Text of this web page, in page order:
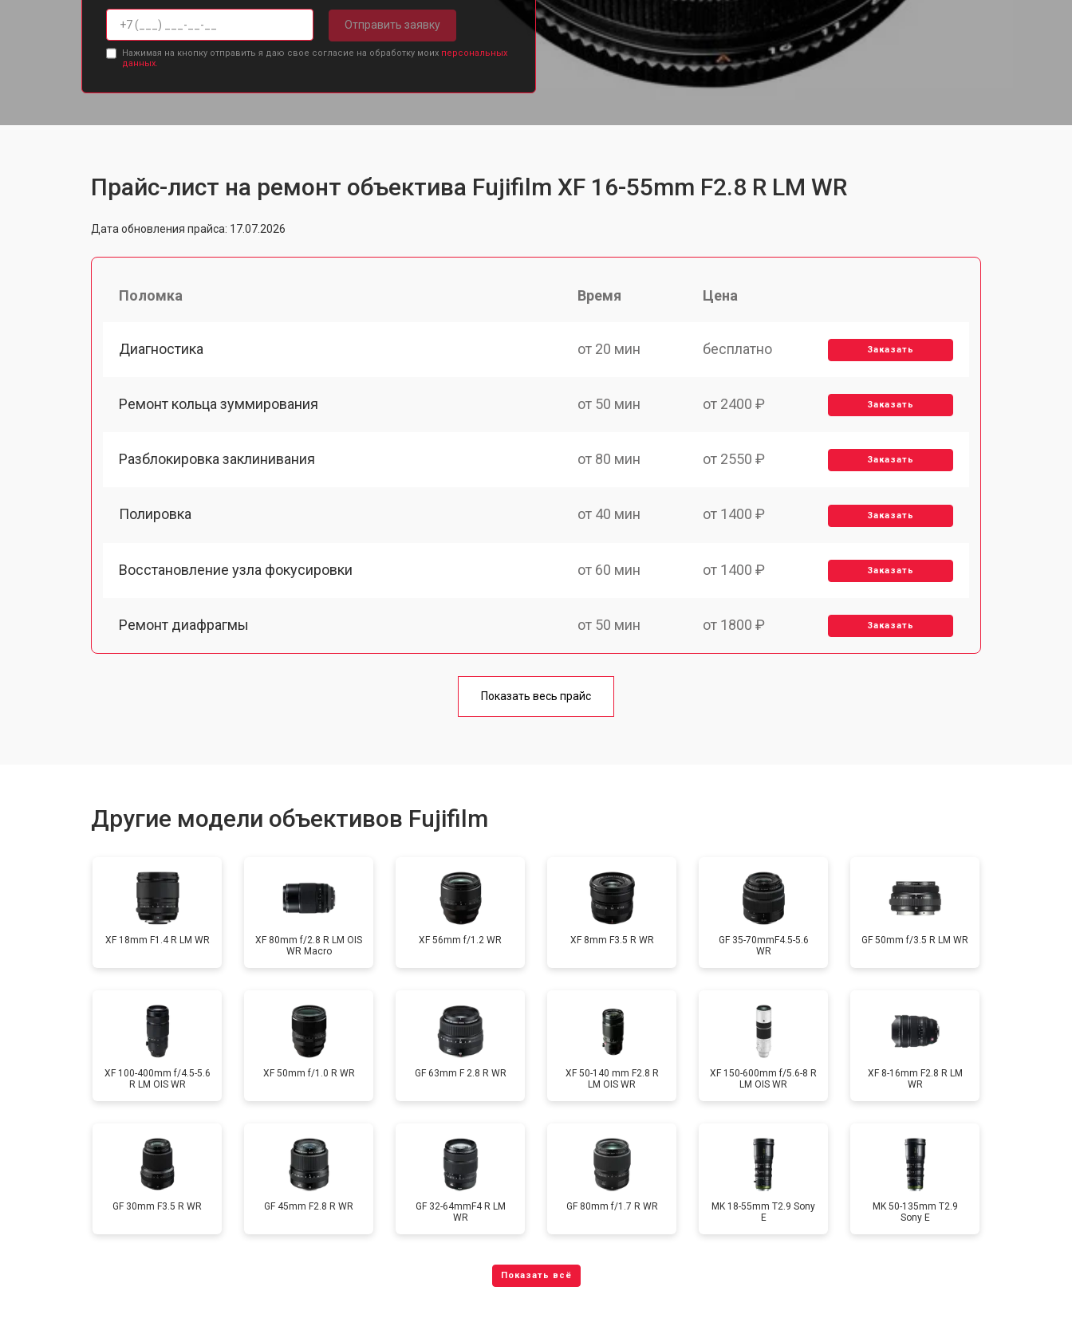
Отправить заявку
Нажимая на кнопку отправить я даю свое согласие на обработку моих персональных
данных.
Прайс-лист на ремонт объектива Fujifilm XF 16-55mm F2.8 R LM WR
Дата обновления прайса: 17.07.2026
Поломка Время Цена
Диагностика от 20 мин бесплатно Заказать
Ремонт кольца зуммирования от 50 мин от 2400 ₽ Заказать
Разблокировка заклинивания от 80 мин от 2550 ₽ Заказать
Полировка от 40 мин от 1400 ₽ Заказать
Восстановление узла фокусировки от 60 мин от 1400 ₽ Заказать
Ремонт диафрагмы от 50 мин от 1800 ₽ Заказать
от 60 мин
Ремонт шлейфа оптического стабилизатора от 80 мин от 2600 ₽ Заказать
Показать весь прайс
Другие модели объективов Fujifilm
XF 18mm F1.4 R LM WR
XF 80mm f/2.8 R LM OIS
WR Macro
XF 56mm f/1.2 WR XF 8mm F3.5 R WR
GF 35-70mmF4.5-5.6
WR
GF 50mm f/3.5 R LM WR
XF 100-400mm f/4.5-5.6
R LM OIS WR
XF 50mm f/1.0 R WR GF 63mm F 2.8 R WR
XF 50-140 mm F2.8 R
LM OIS WR
XF 150-600mm f/5.6-8 R
LM OIS WR
XF 8-16mm F2.8 R LM
WR
GF 30mm F3.5 R WR GF 45mm F2.8 R WR
GF 32-64mmF4 R LM
WR
GF 80mm f/1.7 R WR
MK 18-55mm T2.9 Sony
E
MK 50-135mm T2.9
Sony E